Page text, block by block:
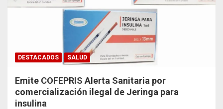
DESTACADOS SALUD
Emite COFEPRIS Alerta Sanitaria por
comercialización ilegal de Jeringa para
insulina